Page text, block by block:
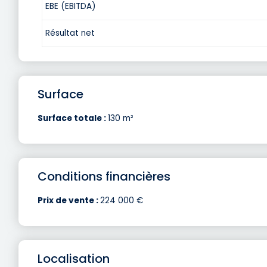
EBE (EBITDA)
Résultat net
Surface
Surface totale :130 m²
Conditions financières
Prix de vente :224 000 €
Localisation